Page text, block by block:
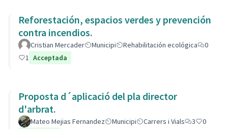
Reforestación, espacios verdes y prevención
contra incendios.
Cristian Mercader Municipi Rehabilitación ecológica
0
1 Acceptada
Proposta d´aplicació del pla director
d'arbrat.
Mateo Mejias Fernandez Municipi Carrers i Vials 3
0